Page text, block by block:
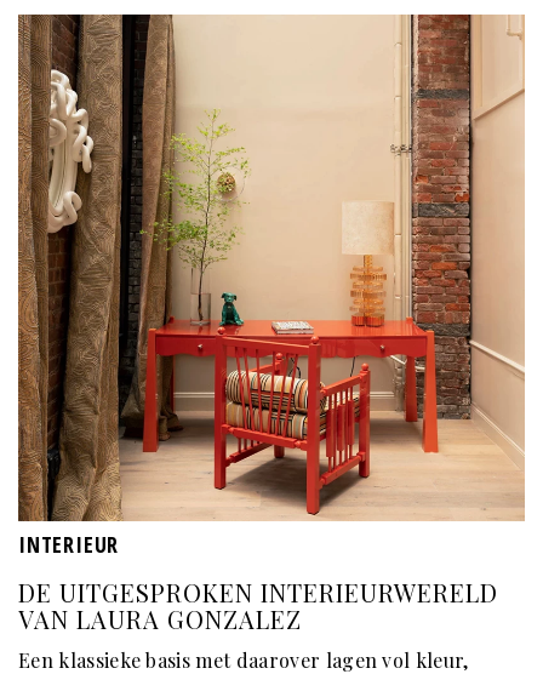
INTERIEUR
DE UITGESPROKEN INTERIEURWERELD
VAN LAURA GONZALEZ
Een klassieke basis met daarover lagen vol kleur,